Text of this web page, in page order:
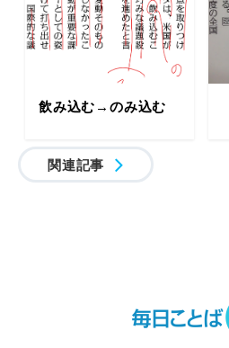
飲み込む→のみ込む
関連記事